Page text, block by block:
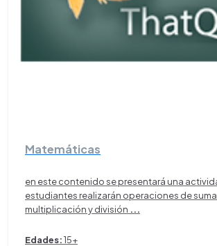
Matemáticas
en este contenido se presentará una
estudiantes realizarán operaciones de
multiplicación y división ...
Edades:15+